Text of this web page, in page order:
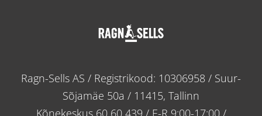
Ragn-Sells AS / Registrikood: 10306958 / Suur-
Sõjamäe 50a / 11415, Tallinn